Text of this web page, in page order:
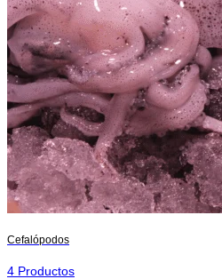
Cefalópodos
4 Productos